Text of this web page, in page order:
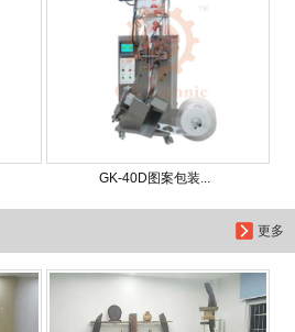
GK-40D图案包装...
更多